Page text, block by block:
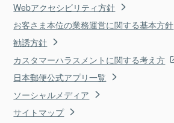
Webアクセシビリティ方針
お客さま本位の業務運営に関する基本方針
勧誘方針
カスタマーハラスメントに関する考え方
日本郵便公式アプリ一覧
ソーシャルメディア
サイトマップ